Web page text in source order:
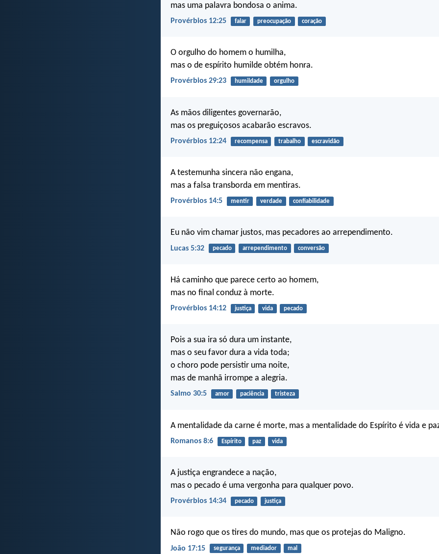
mas uma palavra bondosa o anima.
Provérbios 12:25 falar preocupação coração
O orgulho do homem o humilha,
mas o de espírito humilde obtém honra.
Provérbios 29:23 humildade orgulho
As mãos diligentes governarão,
mas os preguiçosos acabarão escravos.
Provérbios 12:24 recompensa trabalho escravidão
A testemunha sincera não engana,
mas a falsa transborda em mentiras.
Provérbios 14:5 mentir verdade confiabilidade
Eu não vim chamar justos, mas pecadores ao arrependimento.
Lucas 5:32 pecado arrependimento conversão
Há caminho que parece certo ao homem,
mas no final conduz à morte.
Provérbios 14:12 justiça vida pecado
Pois a sua ira só dura um instante,
mas o seu favor dura a vida toda;
o choro pode persistir uma noite,
mas de manhã irrompe a alegria.
Salmo 30:5 amor paciência tristeza
A mentalidade da carne é morte, mas a mentalidade do Espírito é vida e
Romanos 8:6 Espírito paz vida
A justiça engrandece a nação,
mas o pecado é uma vergonha para qualquer povo.
Provérbios 14:34 pecado justiça
Não rogo que os tires do mundo, mas que os protejas do Maligno.
João 17:15 segurança mediador mal